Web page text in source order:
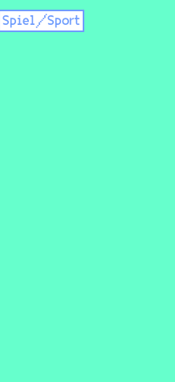
Spiel/Sport